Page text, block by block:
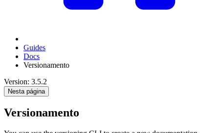
Guides
Docs
Versionamento
Version: 3.5.2
Nesta página
Versionamento